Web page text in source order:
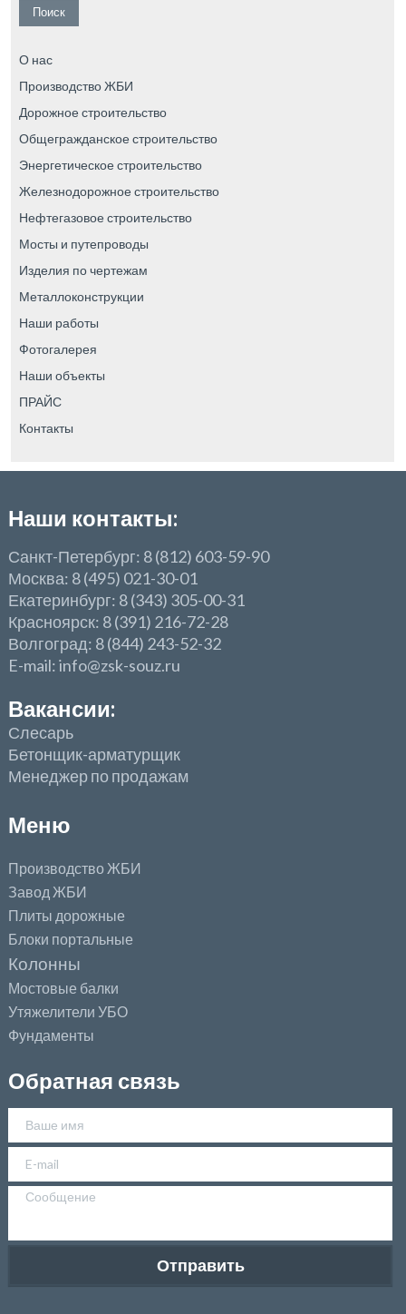
О нас
Производство ЖБИ
Дорожное строительство
Общегражданское строительство
Энергетическое строительство
Железнодорожное строительство
Нефтегазовое строительство
Мосты и путепроводы
Изделия по чертежам
Металлоконструкции
Наши работы
Фотогалерея
Наши объекты
ПРАЙС
Контакты
Наши контакты:
Санкт-Петербург: 8 (812) 603-59-90
Москва: 8 (495) 021-30-01
Екатеринбург: 8 (343) 305-00-31
Красноярск: 8 (391) 216-72-28
Волгоград: 8 (844) 243-52-32
E-mail: info@zsk-souz.ru
Вакансии:
Слесарь
Бетонщик-арматурщик
Менеджер по продажам
Меню
Производство ЖБИ
Завод ЖБИ
Плиты дорожные
Блоки портальные
Колонны
Мостовые балки
Утяжелители УБО
Фундаменты
Обратная связь